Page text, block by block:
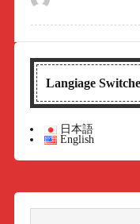
Langiage
日本語
English